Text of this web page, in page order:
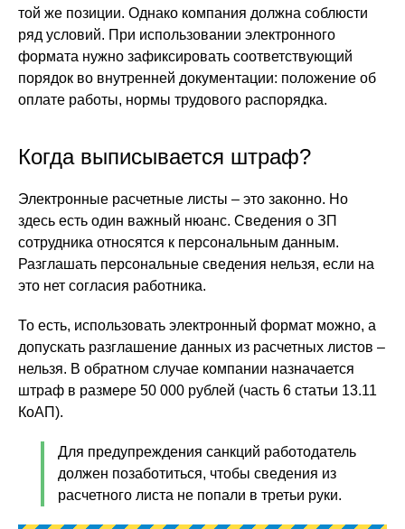
той же позиции. Однако компания должна соблюсти
ряд условий. При использовании электронного
формата нужно зафиксировать соответствующий
порядок во внутренней документации: положение об
оплате работы, нормы трудового распорядка.
Когда выписывается штраф?
Электронные расчетные листы – это законно. Но
здесь есть один важный нюанс. Сведения о ЗП
сотрудника относятся к персональным данным.
Разглашать персональные сведения нельзя, если на
это нет согласия работника.
То есть, использовать электронный формат можно, а
допускать разглашение данных из расчетных листов –
нельзя. В обратном случае компании назначается
штраф в размере 50 000 рублей (часть 6 статьи 13.11
КоАП).
Для предупреждения санкций работодатель
должен позаботиться, чтобы сведения из
расчетного листа не попали в третьи руки.